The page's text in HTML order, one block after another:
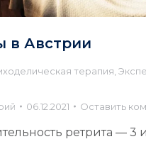
в Австрии
терапия
06.12.2021 Оставить
ретрита — 3